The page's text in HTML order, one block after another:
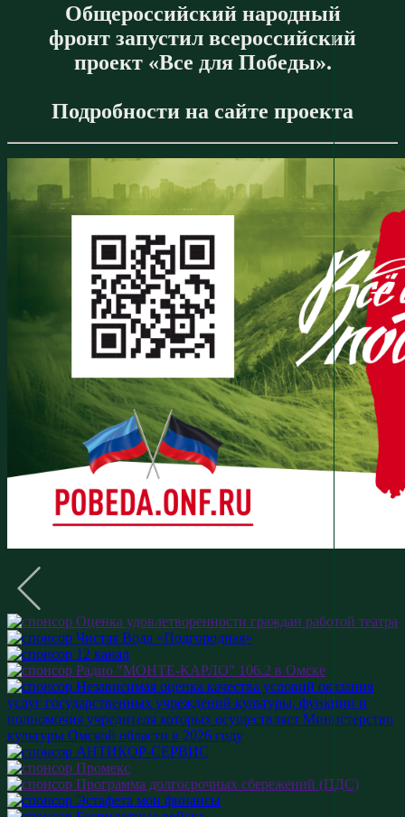
Общероссийский народный
фронт запустил всероссийский
проект «Все для Победы».
Подробности на сайте проекта